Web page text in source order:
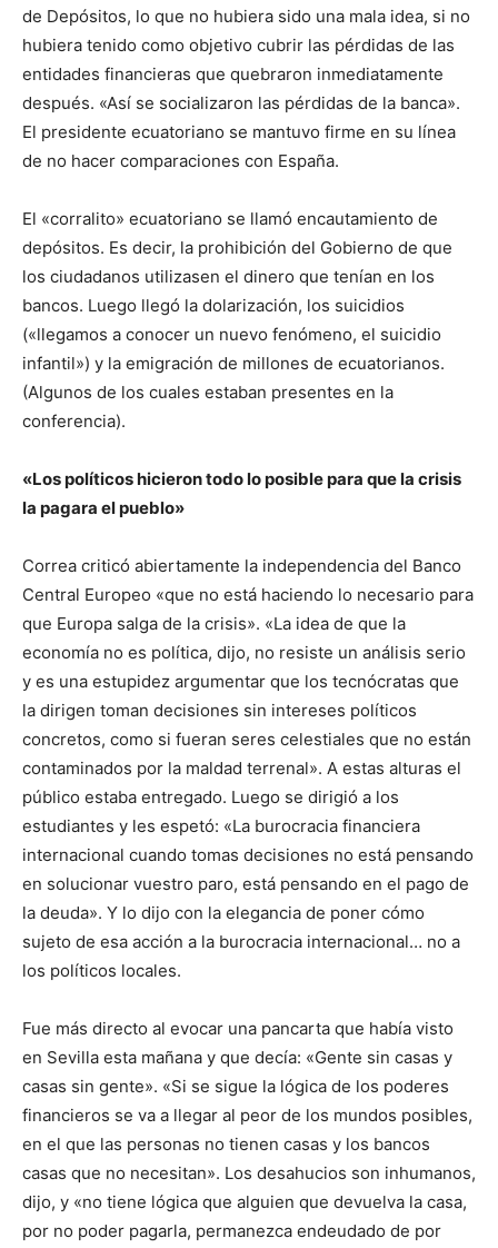
de Depósitos, lo que no hubiera sido una mala idea, si no
hubiera tenido como objetivo cubrir las pérdidas de las
entidades financieras que quebraron inmediatamente
después. «Así se socializaron las pérdidas de la banca».
El presidente ecuatoriano se mantuvo firme en su línea
de no hacer comparaciones con España.
El «corralito» ecuatoriano se llamó encautamiento de
depósitos. Es decir, la prohibición del Gobierno de que
los ciudadanos utilizasen el dinero que tenían en los
bancos. Luego llegó la dolarización, los suicidios
(«llegamos a conocer un nuevo fenómeno, el suicidio
infantil») y la emigración de millones de ecuatorianos.
(Algunos de los cuales estaban presentes en la
conferencia).
«Los políticos hicieron todo lo posible para que la crisis
la pagara el pueblo»
Correa criticó abiertamente la independencia del Banco
Central Europeo «que no está haciendo lo necesario para
que Europa salga de la crisis». «La idea de que la
economía no es política, dijo, no resiste un análisis serio
y es una estupidez argumentar que los tecnócratas que
la dirigen toman decisiones sin intereses políticos
concretos, como si fueran seres celestiales que no están
contaminados por la maldad terrenal». A estas alturas el
público estaba entregado. Luego se dirigió a los
estudiantes y les espetó: «La burocracia financiera
internacional cuando tomas decisiones no está pensando
en solucionar vuestro paro, está pensando en el pago de
la deuda». Y lo dijo con la elegancia de poner cómo
sujeto de esa acción a la burocracia internacional… no a
los políticos locales.
Fue más directo al evocar una pancarta que había visto
en Sevilla esta mañana y que decía: «Gente sin casas y
casas sin gente». «Si se sigue la lógica de los poderes
financieros se va a llegar al peor de los mundos posibles,
en el que las personas no tienen casas y los bancos
casas que no necesitan». Los desahucios son inhumanos,
dijo, y «no tiene lógica que alguien que devuelva la casa,
por no poder pagarla, permanezca endeudado de por